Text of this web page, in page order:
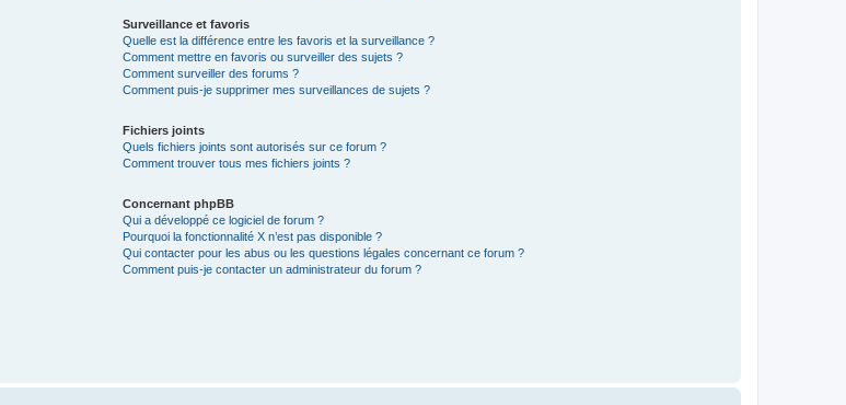
Surveillance et favoris
Quelle est la différence entre les favoris et la surveillance ?
Comment mettre en favoris ou surveiller des sujets ?
Comment surveiller des forums ?
Comment puis-je supprimer mes surveillances de sujets ?
Fichiers joints
Quels fichiers joints sont autorisés sur ce forum ?
Comment trouver tous mes fichiers joints ?
Concernant phpBB
Qui a développé ce logiciel de forum ?
Pourquoi la fonctionnalité X n’est pas disponible ?
Qui contacter pour les abus ou les questions légales concernant ce forum ?
Comment puis-je contacter un administrateur du forum ?